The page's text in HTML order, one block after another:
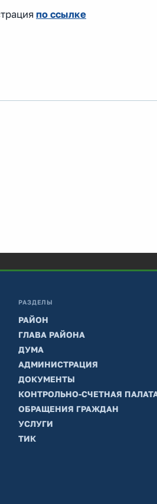
по ссылке
РАЗДЕЛЫ
РАЙОН
ГЛАВА РАЙОНА
ДУМА
АДМИНИСТРАЦИЯ
ДОКУМЕНТЫ
КОНТРОЛЬНО-СЧЕТНАЯ
ОБРАЩЕНИЯ ГРАЖДАН
УСЛУГИ
ТИК